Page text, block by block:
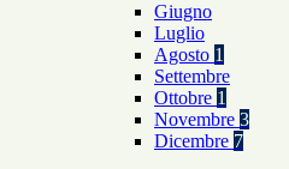
Giugno
Luglio
Agosto 1
Settembre
Ottobre 1
Novembre 3
Dicembre 7